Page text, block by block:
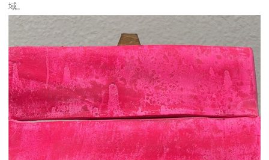
域。